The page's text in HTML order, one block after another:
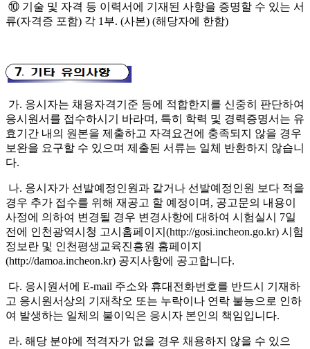
⑩ 기술 및 자격 등 이력서에 기재된 사항을 증명할 수 있는 서
류(자격증 포함) 각 1 부. (사본) (해당자에 한함)
가. 응시자는 채용자격기준 등에 적합한지를 신중히 판단하여
응시원서를 접수하시기 바라며 , 특히 학력 및 경력증명서는 유
효기 간 내의 원본을 제 출하고 자격요건에 충족되지 않을 경우
보완을 요구할 수 있으며 제출된 서류는 일체 반환하지 않습니
다.
나. 응시자가 선발예정인원과 같거나 선발예정인원 보다 적을
경우 추가 접수를 위해 재공고 할 예정이며 , 공고문의 내용이
사정에 의하여 변경될 경우 변경사항에 대하여 시험실시 7일
전에 인천광역시청 고시홈페이 지 (http://gosi.incheon.go.kr) 시험
정보란 및 인천평생교육진흥원 홈페이지
(http://damoa.incheon.kr) 공지사항에 공고합니다.
다. 응시원서에 E-mail 주소와 휴대전화번호를 반드시 기재하
고 응시 원서상의 기재착오 또는 누락이나 연락 불능으로 인하
여 발생하는 일체의 불이익은 응시자 본인의 책임입니다.
라. 해당 분야에 적격자가 없을 경우 채용하지 않을 수 있으